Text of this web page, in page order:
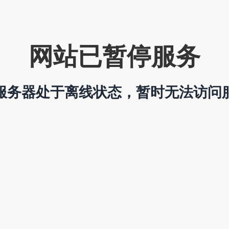
网站已暂停服务
务器处于离线状态，暂时无法访问